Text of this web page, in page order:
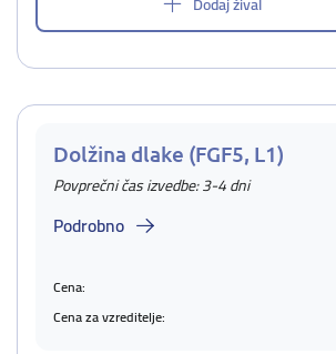
Dolžina dlake (FGF5, L1)
Povprečni čas izvedbe: 3-4 dni
Podrobno
Cena:
Cena za vzreditelje: